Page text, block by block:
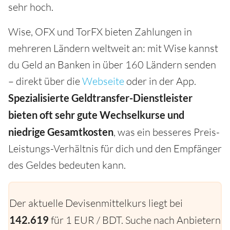
sehr hoch.
Wise, OFX und TorFX bieten Zahlungen in
mehreren Ländern weltweit an: mit Wise kannst
du Geld an Banken in über 160 Ländern senden
– direkt über dieWebseite oder in der App.
Spezialisierte Geldtransfer-Dienstleister
bieten oft sehr gute Wechselkurse und
niedrige Gesamtkosten, was ein besseres Preis-
Leistungs-Verhältnis für dich und den Empfänger
des Geldes bedeuten kann.
Der aktuelle Devisenmittelkurs liegt bei
142.619 für 1 EUR / BDT. Suche nach Anbietern